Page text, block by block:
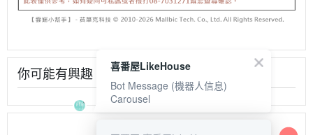
你可能有興趣
喜番屋LikeHouse
Bot Message (機器人信息)
Carousel